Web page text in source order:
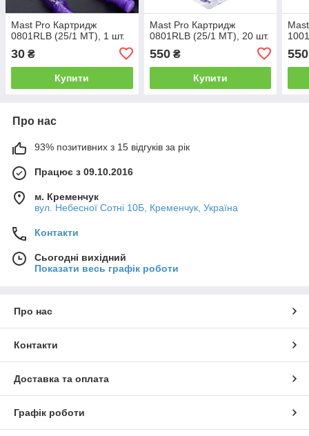
Mast Pro Картридж
0801RLB (25/1 MT), 1 шт.
30 ₴
Купити
Mast Pro Картридж
0801RLB (25/1 MT), 20 шт.
550₴
Купити
550
Про нас
93% позитивних з 15 відгуків за рік
Працює з 09.10.2016
м. Кременчук
вул. Небесної Сотні 10Б, Кременчук, Україна
Контакти
Сьогодні вихідний
Показати весь графік роботи
Про нас
Контакти
Доставка та оплата
Графік роботи